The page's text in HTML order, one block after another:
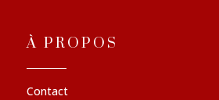
À PROPOS
Contact